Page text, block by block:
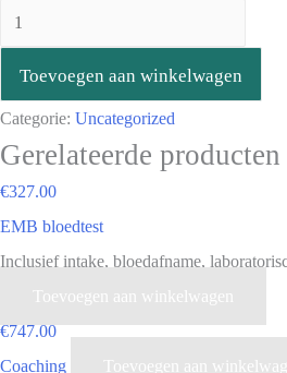
Toevoegen aan winkelwagen
Categorie: Uncategorized
Gerelateerde producten
€327.00
EMB bloedtest
Inclusief intake, bloedafname,
Toevoegen aan winkelwagen
€747.00
Coaching
Toevoegen aan